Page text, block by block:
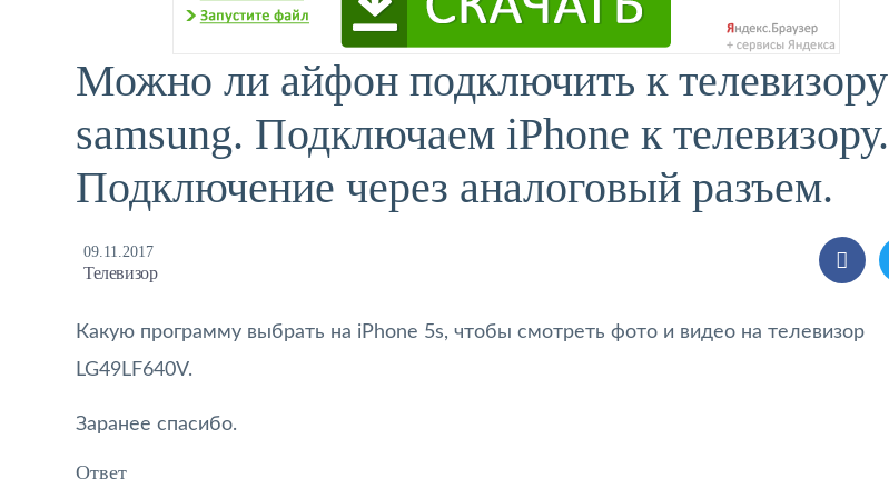
Можно ли айфон подключить к телевизору
samsung. Подключаем iPhone к телевизору.
Подключение через аналоговый разъем.
09.11.2017
Телевизор
Какую программу выбрать на iPhone 5s, чтобы смотреть фото и видео на телевизор
LG49LF640V.
Заранее спасибо.
Ответ